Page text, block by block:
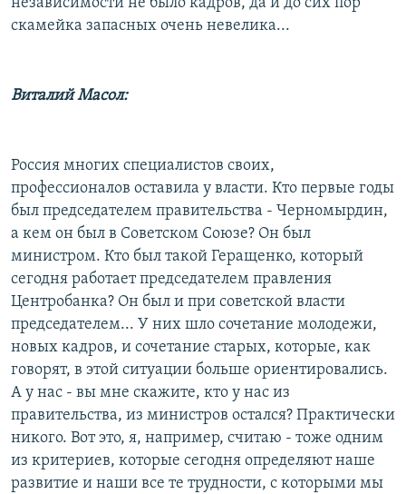
скамейка запасных очень невелика...
Виталий Масол:
Россия многих специалистов своих,
профессионалов оставила у власти. Кто первые годы
был председателем правительства - Черномырдин,
а кем он был в Советском Союзе? Он был
министром. Кто был такой Геращенко, который
сегодня работает председателем правления
Центробанка? Он был и при советской власти
председателем... У них шло сочетание молодежи,
новых кадров, и сочетание старых, которые, как
говорят, в этой ситуации больше ориентировались.
А у нас - вы мне скажите, кто у нас из
правительства, из министров остался? Практически
никого. Вот это, я, например, считаю - тоже одним
из критериев, которые сегодня определяют наше
развитие и наши все те трудности, с которыми мы